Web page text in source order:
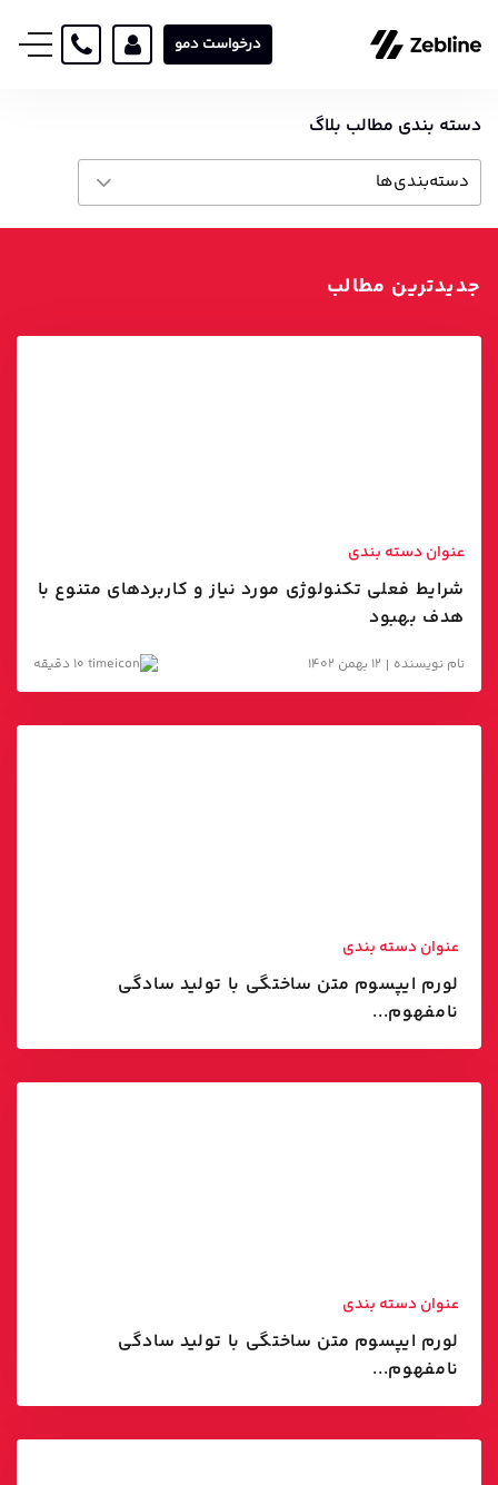
درخواست دمو
دسته بندی مطالب بلاگ
دسته‌بندی‌ها
جدیدترین مطالب
عنوان دسته بندی
شرایط فعلی تکنولوژی مورد نیاز و کاربردهای متنوع با
هدف بهبود
نام نویسنده 12 بهمن 1402
عنوان دسته بندی
لورم ایپسوم متن ساختگی با تولید سادگی
نامفهوم...
عنوان دسته بندی
لورم ایپسوم متن ساختگی با تولید سادگی
نامفهوم...